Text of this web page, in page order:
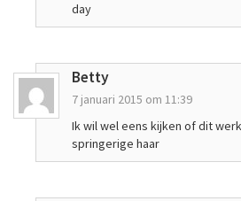
day
Betty
7 januari 2015 om 11:39
Ik wil wel eens kijken of dit
springerige haar